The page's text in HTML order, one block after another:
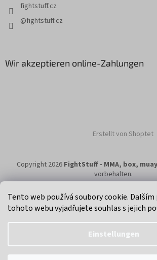
Tento web používá soubory cookie.
tohoto webu vyjadřujete souhlas s jejich
Einstellungen
fightstuff.cz
@fightstuff.cz
Wir akzeptieren online-Zahlungen
Erstellt von Shoptet
Copyright 2026 FightStuff - MMA, box,
vorbehalten.
Klikni na super eshop pro cyklisty